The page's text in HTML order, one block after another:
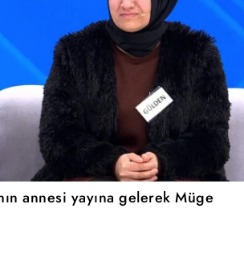
annesi yayına gelerek Müge